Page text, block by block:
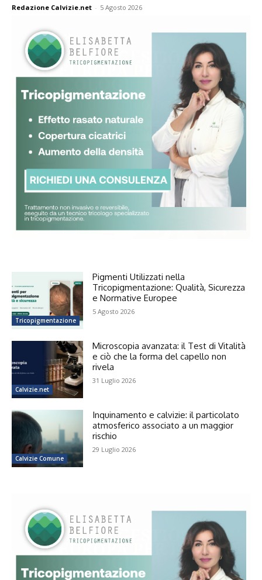
Redazione Calvizie.net - 5 Agosto 2026
Tricopigmentazione
Pigmenti Utilizzati nella
Tricopigmentazione: Qualità, Sicurezza
e Normative Europee
5 Agosto 2026
Calvizie.net
Microscopia avanzata: il Test di Vitalità
e ciò che la forma del capello non
rivela
31 Luglio 2026
Calvizie Comune
Inquinamento e calvizie: il particolato
atmosferico associato a un maggior
rischio
29 Luglio 2026